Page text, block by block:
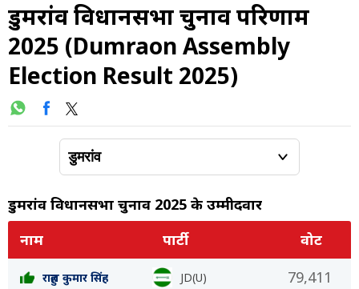
डुमरांव विधानसभा चुनाव परिणाम
2025 (Dumraon Assembly
Election Result 2025)
डुमरांव विधानसभा चुनाव 2025 के उम्मीदवार
नाम
पार्टी वोट
राहुल कुमार सिंह JD(U) 79,411